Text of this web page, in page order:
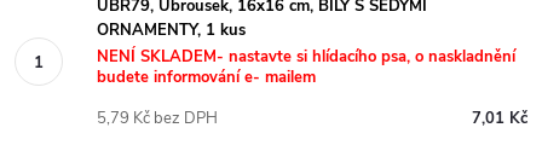
UBR79, Ubrousek, 16x16 cm, BÍLÝ S ŠEDÝMI
ORNAMENTY, 1 kus
NENÍ SKLADEM- nastavte si hlídacího psa, o naskladnění
budete informování e- mailem
7,01 Kč
5,79 Kč bez DPH